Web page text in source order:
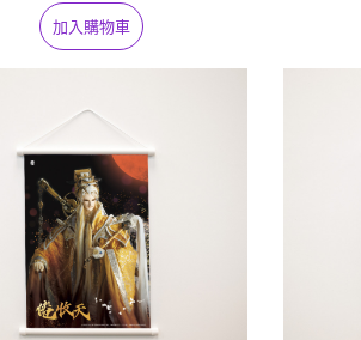
加入購物車